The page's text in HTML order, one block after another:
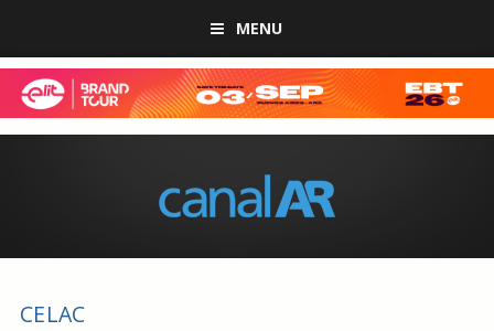
MENU
CELAC